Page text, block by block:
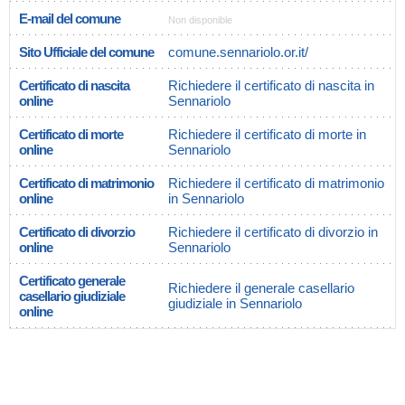
E-mail del comune Non disponible
Sito Ufficiale del comune comune.sennariolo.or.it/
Certificato di nascita
online
Richiedere il certificato di nascita in
Sennariolo
Certificato di morte
online
Richiedere il certificato di morte in
Sennariolo
Certificato di matrimonio
online
Richiedere il certificato di matrimonio
in Sennariolo
Certificato di divorzio
online
Richiedere il certificato di divorzio in
Sennariolo
Certificato generale
casellario giudiziale
online
Richiedere il generale casellario
giudiziale in Sennariolo